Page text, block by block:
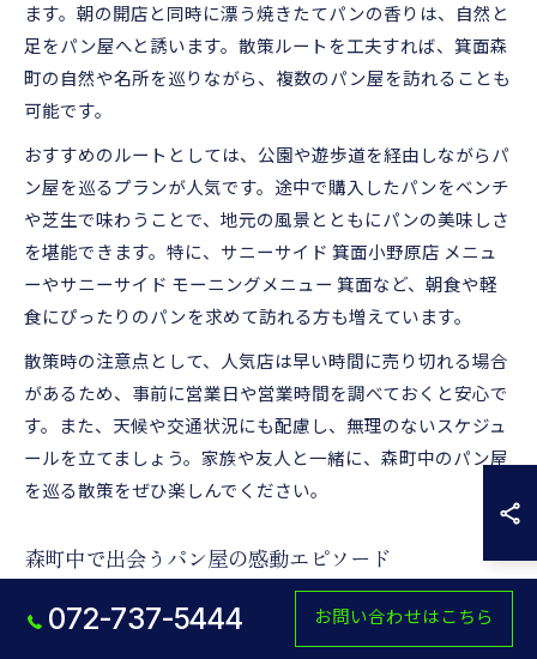
ます。朝の開店と同時に漂う焼きたてパンの香りは、自然と
足をパン屋へと誘います。散策ルートを工夫すれば、箕面森
町の自然や名所を巡りながら、複数のパン屋を訪れることも
可能です。
おすすめのルートとしては、公園や遊歩道を経由しながらパ
ン屋を巡るプランが人気です。途中で購入したパンをベンチ
や芝生で味わうことで、地元の風景とともにパンの美味しさ
を堪能できます。特に、サニーサイド 箕面小野原店 メニュ
ーやサニーサイド モーニングメニュー 箕面など、朝食や軽
食にぴったりのパンを求めて訪れる方も増えています。
散策時の注意点として、人気店は早い時間に売り切れる場合
があるため、事前に営業日や営業時間を調べておくと安心で
す。また、天候や交通状況にも配慮し、無理のないスケジュ
ールを立てましょう。家族や友人と一緒に、森町中のパン屋
を巡る散策をぜひ楽しんでください。
森町中で出会うパン屋の感動エピソード
森町中のパン屋には、訪れた人の心に残る感動エピソードが
数多くあります。たとえば、家族の誕生日にオーダーメイド
072-737-5444 お問い合わせはこちら